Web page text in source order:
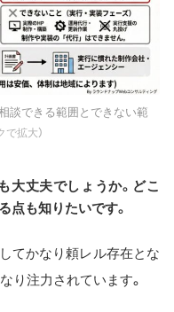
談できる範囲とできない範
で拡大）
大丈夫でしょうか。どこ
点も知りたいです。
てかなり頼レル存在とな
り注力されています。